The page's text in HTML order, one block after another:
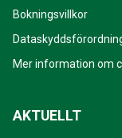
Bokningsvillkor
Mer information om
AKTUELLT